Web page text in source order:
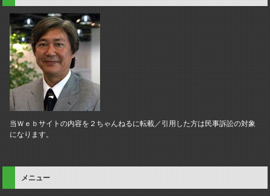
当Ｗｅｂサイトの内容を２ちゃんねるに転載／引用した方は民事訴訟の対象
になります。
メニュー